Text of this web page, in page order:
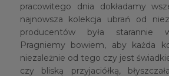
pracowitego dnia dokładamy
najnowsza kolekcja ubrań od
producentów była starannie
Pragniemy bowiem, aby każda
niezależnie od tego czy jest
czy bliską przyjaciółką,